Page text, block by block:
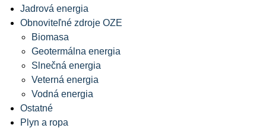
Jadrová energia
Obnoviteľné zdroje OZE
Biomasa
Geotermálna energia
Slnečná energia
Veterná energia
Vodná energia
Ostatné
Plyn a ropa